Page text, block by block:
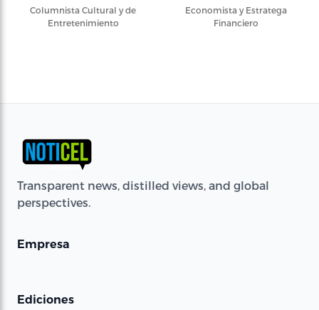
Columnista Cultural y de
Entretenimiento
Economista y Estratega
Financiero
Transparent news, distilled views, and global
perspectives.
Empresa
Ediciones